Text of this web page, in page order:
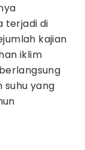
terjadi di
kajian
iklim
suhu yang